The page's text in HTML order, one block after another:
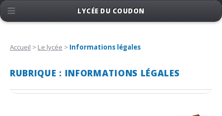
Accueil > Le lycée > Informations légales
RUBRIQUE : INFORMATIONS LÉGALES
LYCÉE DU COUDON